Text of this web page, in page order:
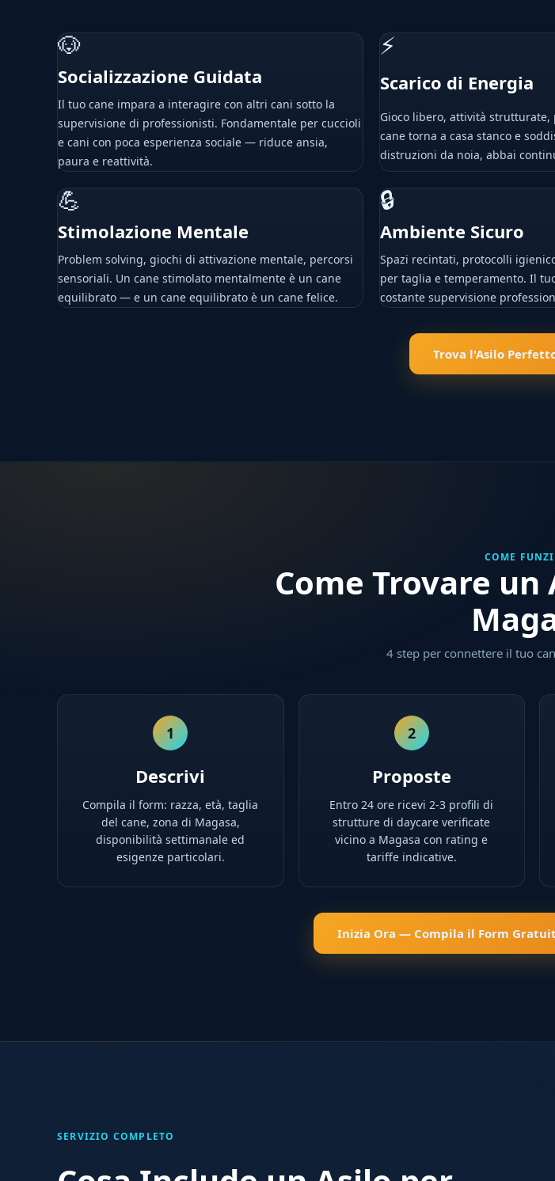
🐶
Socializzazione Guidata
Il tuo cane impara a interagire con altri cani sotto la
supervisione di professionisti. Fondamentale per cuccioli
e cani con poca esperienza sociale — riduce ansia,
paura e reattività.
⚡
Scarico di Energia
Gioco libero, attività
cane torna a casa stanco e
distruzioni da noia, abbai
💪
Stimolazione Mentale
Problem solving, giochi di attivazione mentale, percorsi
sensoriali. Un cane stimolato mentalmente è un cane
equilibrato — e un cane equilibrato è un cane felice.
🔒
Ambiente Sicuro
Spazi recintati, protocolli
per taglia e temperamento. Il
costante supervisione
Trova l'Asilo
COME
Come Trovare un
4 step per connettere il tuo
1
Descrivi
Compila il form: razza, età, taglia
del cane, zona di Magasa,
disponibilità settimanale ed
esigenze particolari.
2
Proposte
Entro 24 ore ricevi 2-3 profili di
strutture di daycare verificate
vicino a Magasa con rating e
tariffe indicative.
Inizia Ora — Compila il Form
SERVIZIO COMPLETO